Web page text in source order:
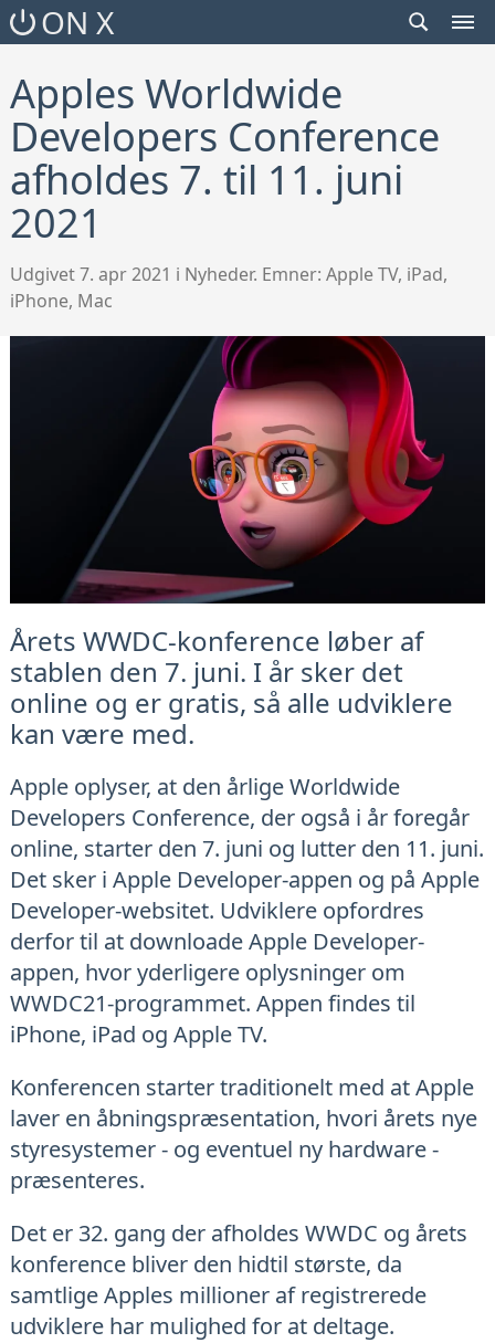
ON X
TOGGLE
Apples Worldwide
Developers Conference
afholdes 7. til 11. juni
2021
Udgivet 7. apr 2021 i Nyheder. Emner: Apple TV, iPad,
iPhone, Mac
Årets WWDC-konference løber af
stablen den 7. juni. I år sker det
online og er gratis, så alle udviklere
kan være med.
Apple oplyser, at den årlige Worldwide
Developers Conference, der også i år foregår
online, starter den 7. juni og lutter den 11. juni.
Det sker i Apple Developer-appen og på Apple
Developer-websitet. Udviklere opfordres
derfor til at downloade Apple Developer-
appen, hvor yderligere oplysninger om
WWDC21-programmet. Appen findes til
iPhone, iPad og Apple TV.
Konferencen starter traditionelt med at Apple
laver en åbningspræsentation, hvori årets nye
styresystemer - og eventuel ny hardware -
præsenteres.
Det er 32. gang der afholdes WWDC og årets
konference bliver den hidtil største, da
samtlige Apples millioner af registrerede
udviklere har mulighed for at deltage.